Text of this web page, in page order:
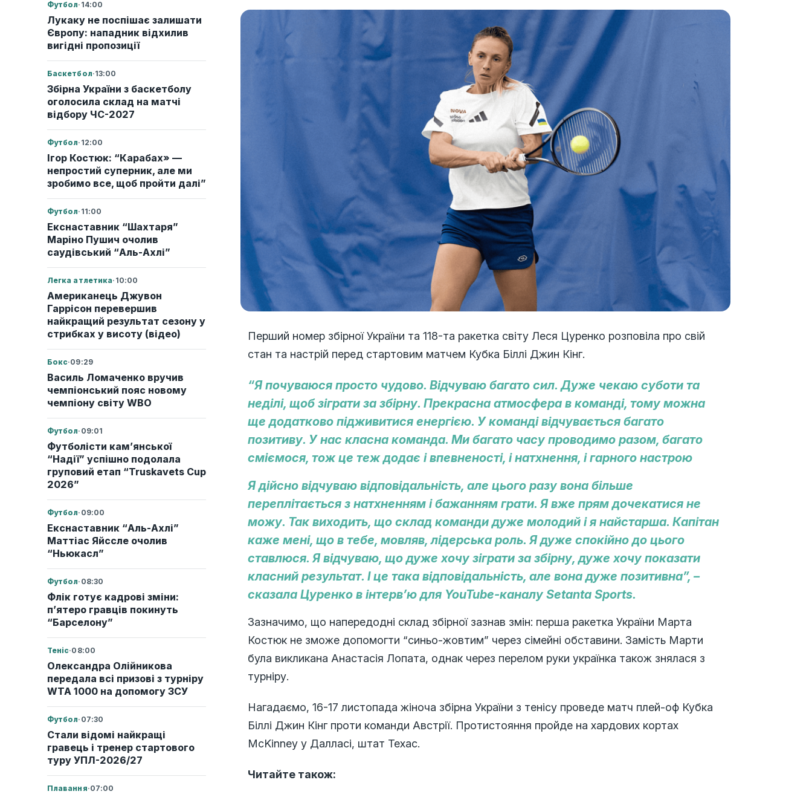
Футбол· 14:00
Лукаку не поспішає залишати
Європу: нападник відхилив
вигідні пропозиції
Баскетбол·13:00
Збірна України з баскетболу
оголосила склад на матчі
відбору ЧС-2027
Футбол· 12:00
Ігор Костюк: “Карабах» —
непростий суперник, але ми
зробимо все, щоб пройти далі”
Футбол· 11:00
Екснаставник “Шахтаря”
Маріно Пушич очолив
саудівський “Аль-Ахлі”
Легка атлетика· 10:00
Американець Джувон
Гаррісон перевершив
найкращий результат сезону у
стрибках у висоту (відео)
Бокс·09:29
Василь Ломаченко вручив
чемпіонський пояс новому
чемпіону світу WBO
Футбол· 09:01
Футболісти кам’янської
“Надії” успішно подолала
груповий етап “Truskavets Cup
2026”
Футбол· 09:00
Екснаставник “Аль-Ахлі”
Маттіас Яйссле очолив
“Ньюкасл”
Футбол· 08:30
Флік готує кадрові зміни:
п’ятеро гравців покинуть
“Барселону”
Теніс·08:00
Олександра Олійникова
передала всі призові з турніру
WTA 1000 на допомогу ЗСУ
Футбол· 07:30
Стали відомі найкращі
гравець і тренер стартового
туру УПЛ-2026/27
Плавання·07:00
Перший номер збірної України та 118-та ракетка світу Леся Цуренко розповіла про свій
стан та настрій перед стартовим матчем Кубка Біллі Джин Кінг.
“Я почуваюся просто чудово. Відчуваю багато сил. Дуже чекаю суботи та
неділі, щоб зіграти за збірну. Прекрасна атмосфера в команді, тому можна
ще додатково підживитися енергією. У команді відчувається багато
позитиву. У нас класна команда. Ми багато часу проводимо разом, багато
сміємося, тож це теж додає і впевненості, і натхнення, і гарного настрою
Я дійсно відчуваю відповідальність, але цього разу вона більше
переплітається з натхненням і бажанням грати. Я вже прям дочекатися не
можу. Так виходить, що склад команди дуже молодий і я найстарша. Капітан
каже мені, що в тебе, мовляв, лідерська роль. Я дуже спокійно до цього
ставлюся. Я відчуваю, що дуже хочу зіграти за збірну, дуже хочу показати
класний результат. І це така відповідальність, але вона дуже позитивна”, –
сказала Цуренко в інтерв’ю для YouTube-каналу Setanta Sports.
Зазначимо, що напередодні склад збірної зазнав змін: перша ракетка України Марта
Костюк не зможе допомогти “синьо-жовтим” через сімейні обставини. Замість Марти
була викликана Анастасія Лопата, однак через перелом руки українка також знялася з
турніру.
Нагадаємо, 16-17 листопада жіноча збірна України з тенісу проведе матч плей-оф Кубка
Біллі Джин Кінг проти команди Австрії. Протистояння пройде на хардових кортах
McKinney у Далласі, штат Техас.
Читайте також: